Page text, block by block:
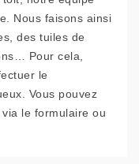
Nous faisons ainsi
des tuiles de
Pour cela,
le
Vous pouvez
le formulaire ou